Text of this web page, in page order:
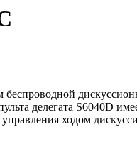
делегата S6040D
ходом